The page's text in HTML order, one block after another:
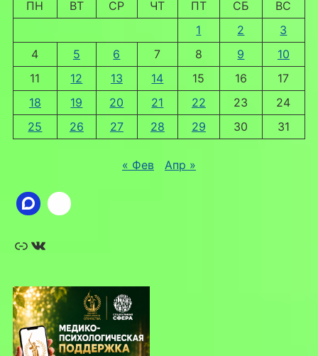
ПН ВТ СР ЧТ ПТ СБ
ВС
1
2
3
4
5 6 7 8 9
10
11
12 13 14 15 16
17
18
19 20 21 22 23
24
25
26 27 28 29 30 31
« Фев Апр »
Ссылка